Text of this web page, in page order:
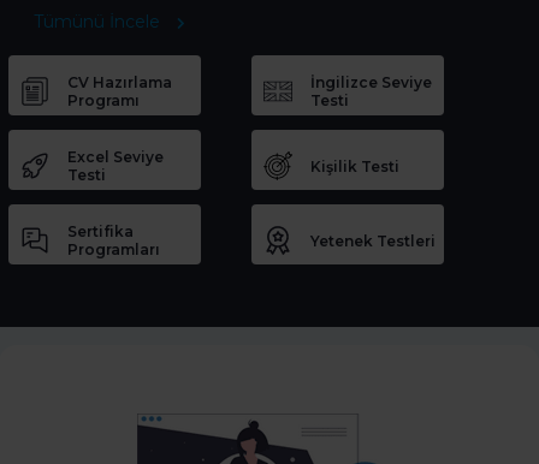
Tümünü İncele
CV Hazırlama
Programı
İngilizce Seviye
Testi
Excel Seviye
Testi
Kişilik Testi
Sertifika
Programları
Yetenek Testleri